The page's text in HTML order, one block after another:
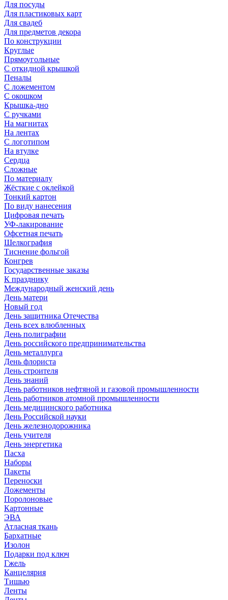
Для посуды
Для пластиковых карт
Для свадеб
Для предметов декора
По конструкции
Круглые
Прямоугольные
С откидной крышкой
Пеналы
С ложементом
С окошком
Крышка-дно
С ручками
На магнитах
На лентах
С логотипом
На втулке
Сердца
Сложные
По материалу
Жёсткие с оклейкой
Тонкий картон
По виду нанесения
Цифровая печать
УФ-лакирование
Офсетная печать
Шелкография
Тиснение фольгой
Конгрев
Государственные заказы
К празднику
Международный женский день
День матери
Новый год
День защитника Отечества
День всех влюбленных
День полиграфии
День российского предпринимательства
День металлурга
День флориста
День строителя
День знаний
День работников нефтяной и газовой промышленности
День работников атомной промышленности
День медицинского работника
День Российской науки
День железнодорожника
День учителя
День энергетика
Пасха
Наборы
Пакеты
Переноски
Ложементы
Поролоновые
Картонные
ЭВА
Атласная ткань
Бархатные
Изолон
Подарки под ключ
Гжель
Канцелярия
Тишью
Ленты